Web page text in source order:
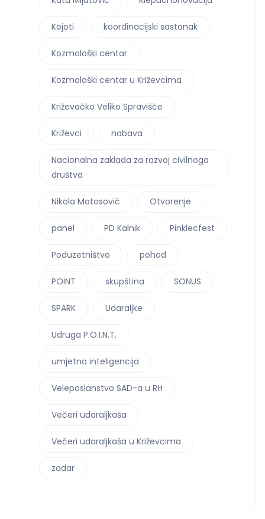
Kojoti koordinacijski sastanak
Kozmološki centar
Kozmološki centar u Križevcima
Križevačko Veliko Spravišče
Križevci nabava
Nacionalna zaklada za razvoj civilnoga
društva
Nikola Matosović Otvorenje
panel PD Kalnik Pinklecfest
Poduzetništvo pohod
POINT skupština SONUS
SPARK Udaraljke
Udruga P.O.I.N.T.
umjetna inteligencija
Veleposlanstvo SAD-a u RH
Večeri udaraljkaša
Večeri udaraljkaša u Križevcima
zadar